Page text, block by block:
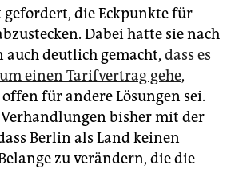
gefordert, die Eckpunkte für
Dabei hatte sie nach
auch deutlich gemacht, dass es
einen Tarifvertrag gehe,
für andere Lösungen sei.
bisher mit der
Berlin als Land keinen
zu verändern, die die